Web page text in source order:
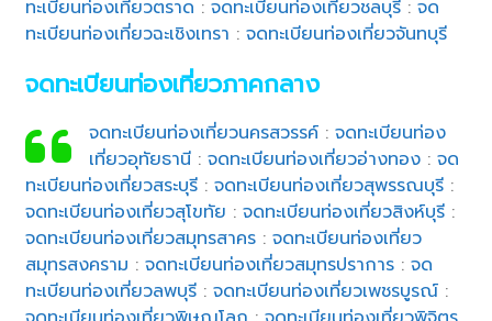
ทะเบียนท่องเที่ยวตราด :จดทะเบียนท่องเที่ยวชลบุรี :จด
ทะเบียนท่องเที่ยวฉะเชิงเทรา :จดทะเบียนท่องเที่ยวจันทบุรี
จดทะเบียนท่องเที่ยวภาคกลาง
จดทะเบียนท่องเที่ยวนครสวรรค์: จดทะเบียนท่อง
เที่ยวอุทัยธานี: จดทะเบียนท่องเที่ยวอ่างทอง: จด
ทะเบียนท่องเที่ยวสระบุรี :จดทะเบียนท่องเที่ยวสุพรรณบุรี :
จดทะเบียนท่องเที่ยวสุโขทัย :จดทะเบียนท่องเที่ยวสิงห์บุรี :
จดทะเบียนท่องเที่ยวสมุทรสาคร :จดทะเบียนท่องเที่ยว
สมุทรสงคราม :จดทะเบียนท่องเที่ยวสมุทรปราการ :จด
ทะเบียนท่องเที่ยวลพบุรี :จดทะเบียนท่องเที่ยวเพชรบูรณ์ :